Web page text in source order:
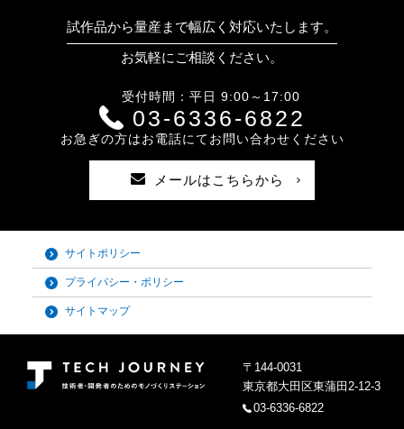
試作品から量産まで幅広く対応いたします。
お気軽にご相談ください。
受付時間：平日 9:00～17:00
03-6336-6822
お急ぎの方はお電話にてお問い合わせください
メールはこちらから
サイトポリシー
プライバシー・ポリシー
サイトマップ
〒144-0031
東京都大田区東蒲田2-12-3
03-6336-6822